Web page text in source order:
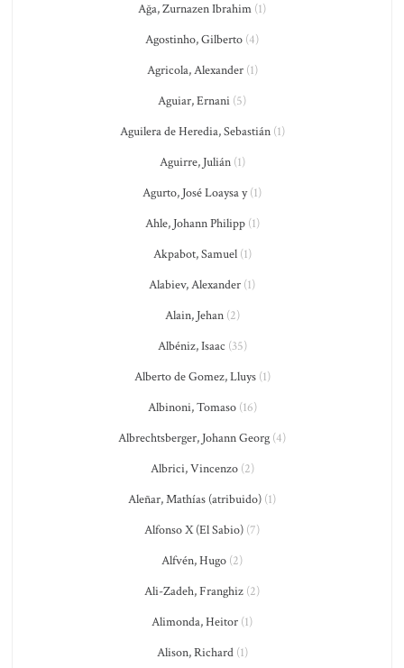
Ağa, Zurnazen Ibrahim (1)
Agostinho, Gilberto (4)
Agricola, Alexander(1)
Aguiar, Ernani (5)
Aguilera de Heredia, Sebastián(1)
Aguirre, Julián(1)
Agurto, José Loaysa y(1)
Ahle, Johann Philipp(1)
Akpabot, Samuel(1)
Alabiev, Alexander (1)
Alain, Jehan(2)
Albéniz, Isaac (35)
Alberto de Gomez, Lluys(1)
Albinoni, Tomaso(16)
Albrechtsberger, Johann Georg (4)
Albrici, Vincenzo(2)
Aleñar, Mathías (atribuido) (1)
Alfonso X (El Sabio) (7)
Alfvén, Hugo (2)
Ali-Zadeh, Franghiz (2)
Alimonda, Heitor (1)
Alison, Richard(1)